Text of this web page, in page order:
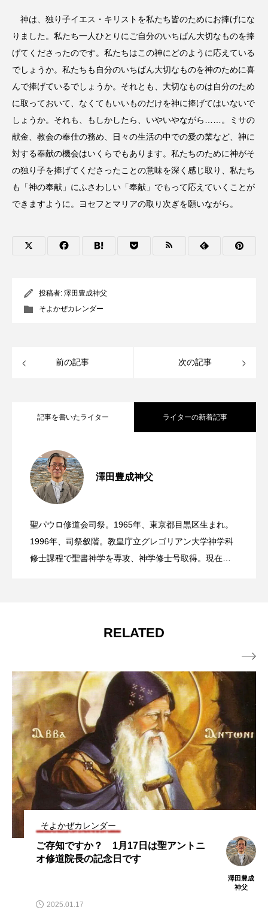
神は、独り子イエス・キリストを私たち皆のためにお捧げにな
りました。私たち一人ひとりにご自分のいちばん大切なものを捧
げてくださったのです。私たちはこの神にどのように応えている
でしょうか。私たちも自分のいちばん大切なものを神のために喜
んで捧げているでしょうか。それとも、大切なものは自分のため
に取っておいて、なくてもいいものだけを神に捧げてはいないで
しょうか。それも、もしかしたら、いやいやながら……。ミサの
献金、教会の奉仕の務め、日々の生活の中での愛の業など、神に
対する奉献の機会はいくらでもあります。私たちのために神がそ
の独り子を捧げてくださったことの意味を深く感じ取り、私たち
も「神の奉献」にふさわしい「奉献」でもって応えていくことが
できますように。ヨセフとマリアの取り次ぎを願いながら。
投稿者: 澤田豊成神父
そよかぜカレンダー
前の記事 次の記事
記事を書いたライター ライターの新着記事
澤田豊成神父
聖パウロ修道会司祭。1965年、東京都目黒区生まれ。
1996年、司祭叙階。教皇庁立グレゴリアン大学神学科
修士課程で聖書神学を専攻、神学修士号取得。現在は
2026.08.06
2026.08.05
日）
2026.08.04 ご存知ですか？ 8月4日は聖ヨハネ・マ
RELATED
そよかぜカレンダー
ご存知ですか？ 1月17日は聖アントニ
オ修道院長の記念日です
澤田豊成
神父
2025.01.17
